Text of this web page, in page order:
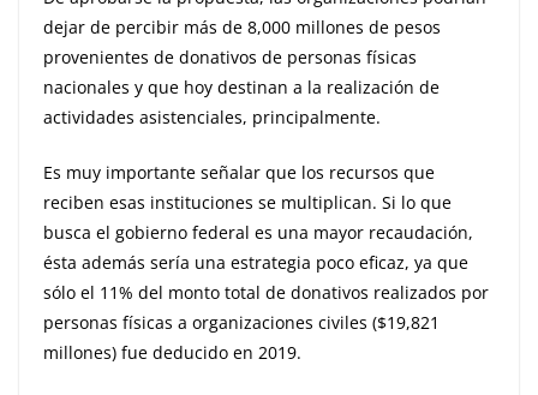
dejar de percibir más de 8,000 millones de pesos
provenientes de donativos de personas físicas
nacionales y que hoy destinan a la realización de
actividades asistenciales, principalmente.
Es muy importante señalar que los recursos que
reciben esas instituciones se multiplican. Si lo que
busca el gobierno federal es una mayor recaudación,
ésta además sería una estrategia poco eficaz, ya que
sólo el 11% del monto total de donativos realizados por
personas físicas a organizaciones civiles ($19,821
millones) fue deducido en 2019.